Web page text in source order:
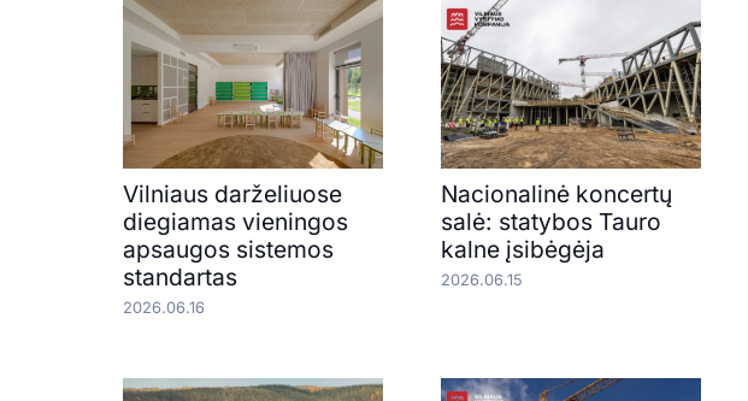
Vilniaus darželiuose
diegiamas vieningos
apsaugos sistemos
standartas
2026.06.16
Nacionalinė koncertų
salė: statybos Tauro
kalne įsibėgėja
2026.06.15